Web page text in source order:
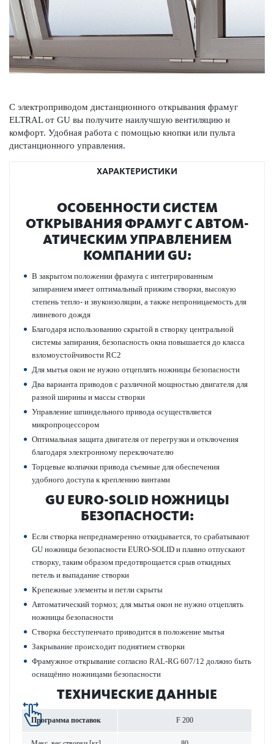
С электроприводом дистанционного открывания фрамуг
ELTRAL от GU вы получите наилучшую вентиляцию и
комфорт. Удобная работа с помощью кнопки или пульта
дистанционного управления.
ХАРАКТЕРИСТИКИ
ОСОБЕННОСТИ СИСТЕМ
ОТКРЫВАНИЯ ФРАМУГ С АВТОМ­
АТ­ИЧЕСКИМ УПРАВ­ЛЕНИЕМ
КОМПАНИИ GU:
В закрытом положении фрамуга с интегрированным
запиранием имеет оптимальный прижим створки, высокую
степень тепло- и звукоизоляции, а также непроницаемость для
ливневого дождя
Благодаря использованию скрытой в створку центральной
системы запирания, безопасность окна повышается до класса
взломоустойчивости RC2
Для мытья окон не нужно отцеплять ножницы безопасности
Два варианта приводов с различной мощностью двигателя для
разной ширины и массы створки
Управление шпиндельного привода осуществляется
микропроцессором
Оптимальная защита двигателя от перегрузки и отключения
благодаря электронному переключателю
Торцевые колпачки привода съемные для обеспечения
удобного доступа к креплению винтами
GU EURO-SOLID НОЖНИЦЫ
БЕЗОПАСНОСТИ:
Если створка непреднамеренно откидывается, то срабатывают
GU ножницы безопасности EURO-SOLID и плавно отпускают
створку, таким образом предотврощается срыв откидных
петель и выпадание створки
Крепежные элементы и петли скрыты
Автоматический тормоз; для мытья окон не нужно отцеплять
ножницы безопасности
Створка бесступенчато приводится в положение мытья
Закрывание происходит поднятием створки
Фрамужное открывание согласно RAL-RG 607/12 должно быть
оснащённо ножницами безопасности
ТЕХНИЧЕСКИЕ ДАННЫЕ
Программа поставок F 200